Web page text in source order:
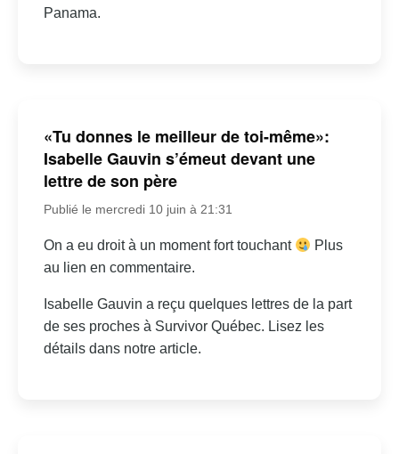
Panama.
«Tu donnes le meilleur de toi-même»:
Isabelle Gauvin s’émeut devant une
lettre de son père
Publié le mercredi 10 juin à 21:31
On a eu droit à un moment fort touchant
Plus
au lien en commentaire.
Isabelle Gauvin a reçu quelques lettres de la part
de ses proches à Survivor Québec. Lisez les
détails dans notre article.